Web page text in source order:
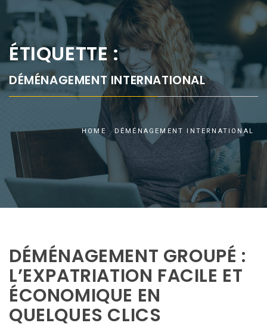
ÉTIQUETTE :
DÉMÉNAGEMENT INTERNATIONAL
HOME DÉMÉNAGEMENT INTERNATIONAL
DÉMÉNAGEMENT GROUPÉ :
L’EXPATRIATION FACILE ET
ÉCONOMIQUE EN
QUELQUES CLICS